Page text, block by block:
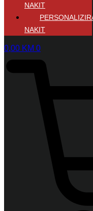
NAKIT
NAKIT
0,00 KM 0